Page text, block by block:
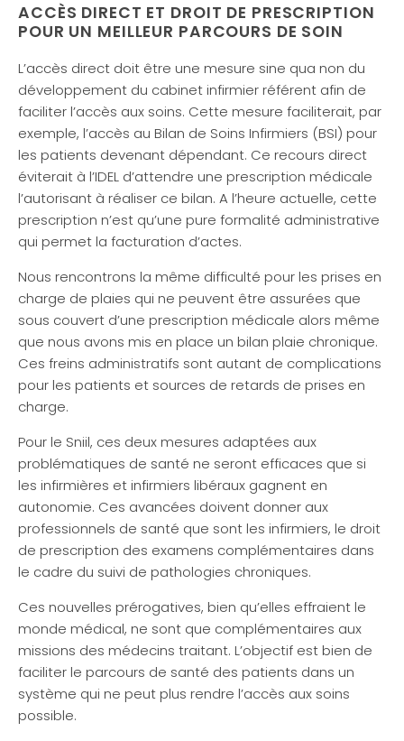
ACCÈS DIRECT ET DROIT DE PRESCRIPTION
POUR UN MEILLEUR PARCOURS DE SOIN
L’accès direct doit être une mesure sine qua non du
développement du cabinet infirmier référent afin de
faciliter l’accès aux soins. Cette mesure faciliterait, par
exemple, l’accès au Bilan de Soins Infirmiers (BSI) pour
les patients devenant dépendant. Ce recours direct
éviterait à l’IDEL d’attendre une prescription médicale
l’autorisant à réaliser ce bilan. A l’heure actuelle, cette
prescription n’est qu’une pure formalité administrative
qui permet la facturation d’actes.
Nous rencontrons la même difficulté pour les prises en
charge de plaies qui ne peuvent être assurées que
sous couvert d’une prescription médicale alors même
que nous avons mis en place un bilan plaie chronique.
Ces freins administratifs sont autant de complications
pour les patients et sources de retards de prises en
charge.
Pour le Sniil, ces deux mesures adaptées aux
problématiques de santé ne seront efficaces que si
les infirmières et infirmiers libéraux gagnent en
autonomie. Ces avancées doivent donner aux
professionnels de santé que sont les infirmiers, le droit
de prescription des examens complémentaires dans
le cadre du suivi de pathologies chroniques.
Ces nouvelles prérogatives, bien qu’elles effraient le
monde médical, ne sont que complémentaires aux
missions des médecins traitant. L’objectif est bien de
faciliter le parcours de santé des patients dans un
système qui ne peut plus rendre l’accès aux soins
possible.